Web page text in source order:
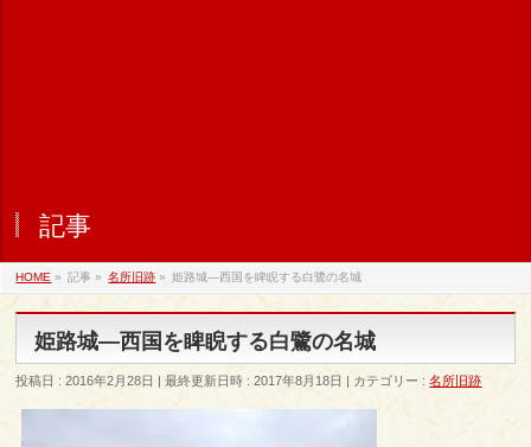
記事
HOME » 記事 » 名所旧跡 » 姫路城―西国を睥睨する白鷺の名城
姫路城―西国を睥睨する白鷺の名城
投稿日 : 2016年2月28日 最終更新日時 : 2017年8月18日 カテゴリー :名所旧跡